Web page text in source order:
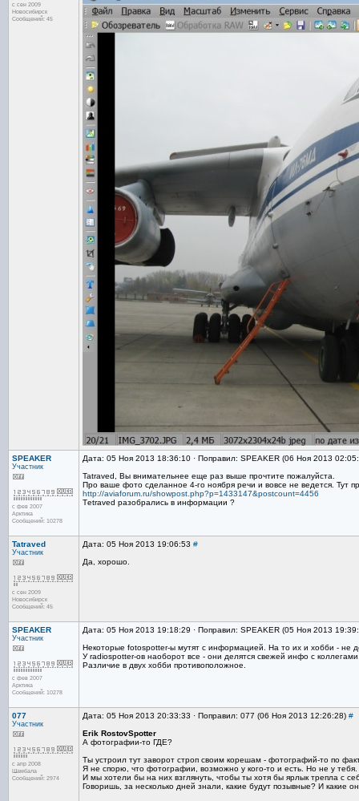
с сен 2009
Новосибирск
Сообщений: 45
SPEAKER
Участник
с фев 2007
Арктика
Сообщений: 10278
Дата: 05 Ноя 2013 18:36:10 · Поправил: SPEAKER (06 Ноя 2013
Tatraved, Вы внимательнее еще раз выше прочтите пожалуйста.
Про ваше фото сделанное 4-го ноября речи и вовсе не ведется. Тут
http://aviaforum.ru/showpost.php?p=1433147&postcount=4456
Тetraved разобрались в информации ?
Tatraved
Участник
с сен 2009
Новосибирск
Сообщений: 45
Дата: 05 Ноя 2013 19:06:53 #
Да, хорошо.
SPEAKER
Участник
с фев 2007
Арктика
Сообщений: 10278
Дата: 05 Ноя 2013 19:18:29 · Поправил: SPEAKER (05 Ноя 2013
Некоторые fotospotter-ы мутят с информацией. На то их и хобби - не
У radiospotter-ов наоборот все - они делятся свежей инфо с
Различие в двух хобби противоположное.
077
Участник
с апр 2008
Шамбала
Сообщений: 2974
Дата: 05 Ноя 2013 20:33:33 · Поправил: 077 (06 Ноя 2013 12:26:28) #
Erik RostovSpotter
А фотографии-то ГДЕ?
Ты устроил тут заворот строп своим корешам - фотографий-то по
Я не спорю, что фотографии, возможно у кого-то и есть. Но не у тебя.
И мы хотели бы на них взглянуть, чтобы ты хотя бы ярлык трепла с
Говоришь, за несколько дней знали, какие будут позывные? И какие